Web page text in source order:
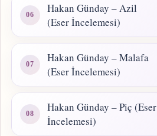
Hakan Günday – Azil
(Eser İncelemesi)
Hakan Günday – Malafa
(Eser İncelemesi)
Hakan Günday – Piç (Eser
İncelemesi)